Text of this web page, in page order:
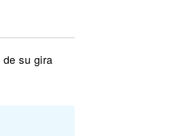
su gira